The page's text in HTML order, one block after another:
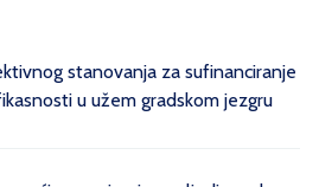
stanovanja za sufinanciranje
u užem gradskom jezgru